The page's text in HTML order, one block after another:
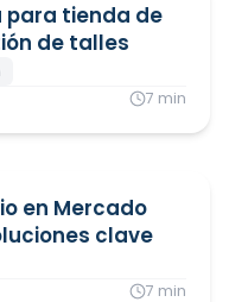
para tienda de
de talles
7 min
en Mercado
clave
7 min